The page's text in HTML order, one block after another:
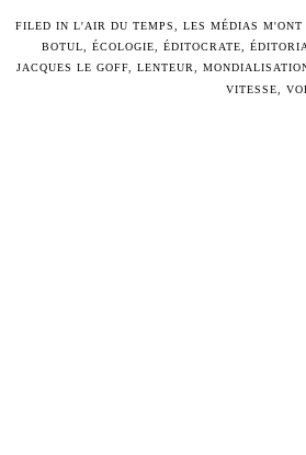
FILED INL'AIR DU TEMPS ,LES MÉDIAS M'ONT
BOTUL
ÉCOLOGIE ÉDITOCRATE
JACQUES LE GOFF, LENTEUR
VITESSE